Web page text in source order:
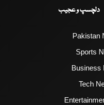
دلچسپ و عجیب
Pakistan
Sports
Business
Tech